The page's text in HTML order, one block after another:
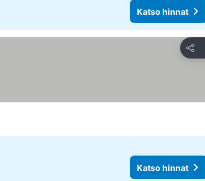
Katso hinnat
Jaa
Katso hinnat